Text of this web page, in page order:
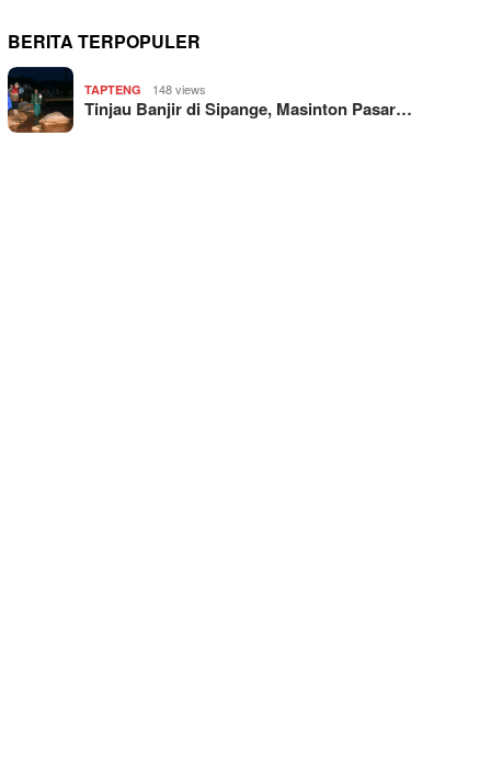
BERITA TERPOPULER
TAPTENG 148 views
Tinjau Banjir di Sipange, Masinton Pasar…